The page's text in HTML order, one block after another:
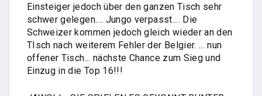
Einsteiger jedoch über den ganzen Tisch sehr
schwer gelegen.... Jungo verpasst.... Die
Schweizer kommen jedoch gleich wieder an den
TIsch nach weiterem Fehler der Belgier. ... nun
offener Tisch... nächste Chance zum Sieg und
Einzug in die Top 16!!!